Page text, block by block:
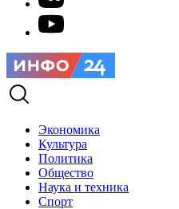
Экономика
Культура
Политика
Общество
Наука и техника
Спорт